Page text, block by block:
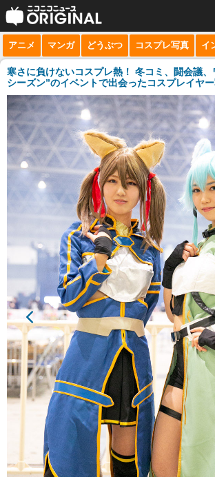
サービス一覧
niconico
動画
生放送
ニュース
チャンネル
ニコニコQ
アニメ マンガ どうぶつ コスプレ写真 イ
寒さに負けないコスプレ熱！ 冬コミ、闘会議
シーズン”のイベントで出会ったコスプレイヤー